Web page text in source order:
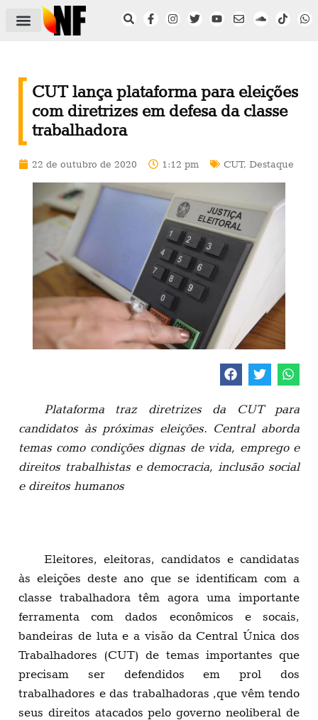
CUT lança plataforma para eleições
com diretrizes em defesa da classe
trabalhadora
22 de outubro de 2020 1:12 pm CUT, Destaque
Plataforma traz diretrizes da CUT para
candidatos às próximas eleições. Central aborda
temas como condições dignas de vida, emprego e
direitos trabalhistas e democracia, inclusão social
e direitos humanos
Eleitores, eleitoras, candidatos e candidatas
às eleições deste ano que se identificam com a
classe trabalhadora têm agora uma importante
ferramenta com dados econômicos e socais,
bandeiras de luta e a visão da Central Única dos
Trabalhadores (CUT) de temas importantes que
precisam ser defendidos em prol dos
trabalhadores e das trabalhadoras ,que vêm tendo
seus direitos atacados pelo governo neoliberal de